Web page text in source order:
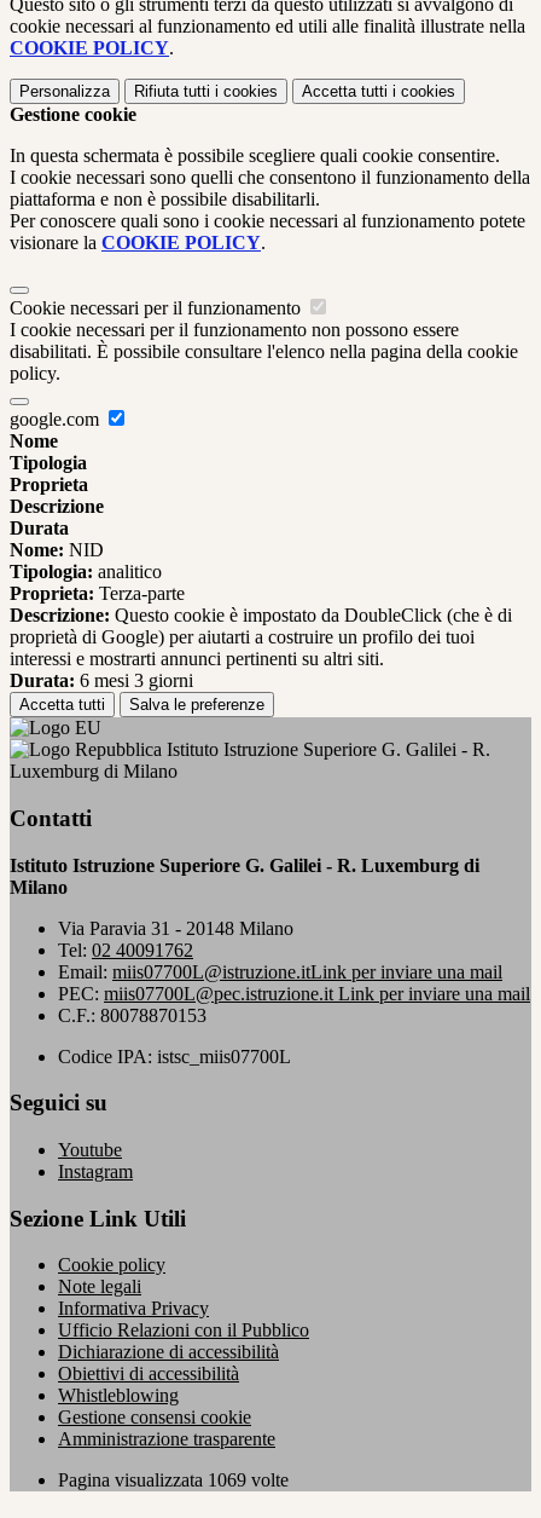
Questo sito o gli strumenti terzi da questo utilizzati si avvalgono di
cookie necessari al funzionamento ed utili alle finalità illustrate nella
COOKIE POLICY.
Personalizza Rifiuta tutti i cookies Accetta tutti i cookies
Gestione cookie
In questa schermata è possibile scegliere quali cookie consentire.
I cookie necessari sono quelli che consentono il funzionamento della
piattaforma e non è possibile disabilitarli.
Per conoscere quali sono i cookie necessari al funzionamento potete
visionare la COOKIE POLICY.
Cookie necessari per il funzionamento
I cookie necessari per il funzionamento non possono essere
disabilitati. È possibile consultare l'elenco nella pagina della cookie
policy.
google.com
Nome
Tipologia
Proprieta
Descrizione
Durata
Nome: NID
Tipologia: analitico
Proprieta: Terza-parte
Descrizione: Questo cookie è impostato da DoubleClick (che è di
proprietà di Google) per aiutarti a costruire un profilo dei tuoi
interessi e mostrarti annunci pertinenti su altri siti.
Durata: 6 mesi 3 giorni
Accetta tutti Salva le preferenze
Istituto Istruzione Superiore G. Galilei - R.
Luxemburg di Milano
Contatti
Istituto Istruzione Superiore G. Galilei - R. Luxemburg di
Milano
Via Paravia 31 - 20148 Milano
Tel: 02 40091762
Email: miis07700L@istruzione.itLink per inviare una mail
PEC: miis07700L@pec.istruzione.it Link per inviare una mail
C.F.: 80078870153
Codice IPA: istsc_miis07700L
Seguici su
Youtube
Instagram
Sezione Link Utili
Cookie policy
Note legali
Informativa Privacy
Ufficio Relazioni con il Pubblico
Dichiarazione di accessibilità
Obiettivi di accessibilità
Whistleblowing
Gestione consensi cookie
Amministrazione trasparente
Pagina visualizzata 1069 volte